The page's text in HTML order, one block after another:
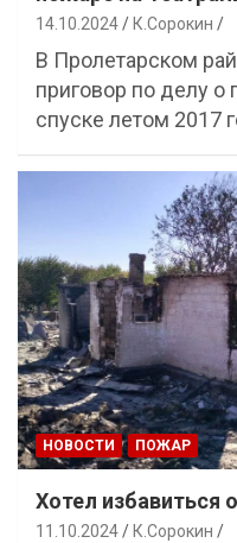
14.10.2024 К.Сорокин
В Пролетарском
приговор по делу о
спуске летом 2017
НОВОСТИ ПОЖАР
Хотел избавиться
11.10.2024 К.Сорокин